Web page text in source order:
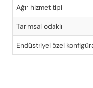
Ağır hizmet tipi
Tarımsal odaklı
Endüstriyel özel